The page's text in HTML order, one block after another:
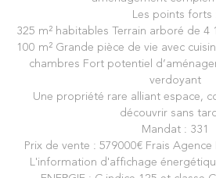
Les points forts
325 m² habitables Terrain arboré de 4
100 m² Grande pièce de vie avec
chambres Fort potentiel
verdoyant
Une propriété rare alliant espace,
découvrir sans
Mandat : 331
Prix de vente : 579000€ Frais
L'information d'affichage